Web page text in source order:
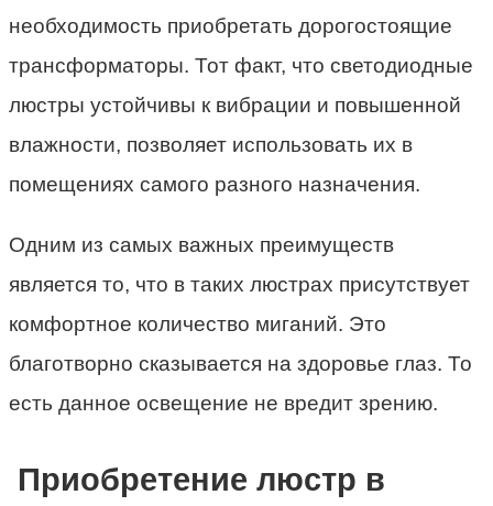
необходимость приобретать дорогостоящие
трансформаторы. Тот факт, что светодиодные
люстры устойчивы к вибрации и повышенной
влажности, позволяет использовать их в
помещениях самого разного назначения.
Одним из самых важных преимуществ
является то, что в таких люстрах присутствует
комфортное количество миганий. Это
благотворно сказывается на здоровье глаз. То
есть данное освещение не вредит зрению.
Приобретение люстр в